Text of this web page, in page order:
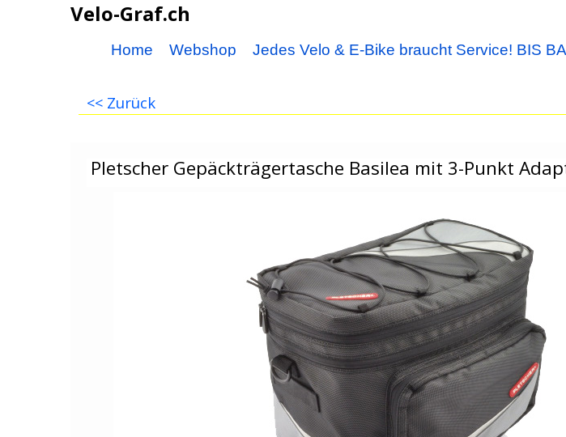
Velo-Graf.ch
Home Webshop Jedes Velo & E-Bike braucht Service! BIS
<< Zurück
Pletscher Gepäckträgertasche Basilea mit 3-Punkt